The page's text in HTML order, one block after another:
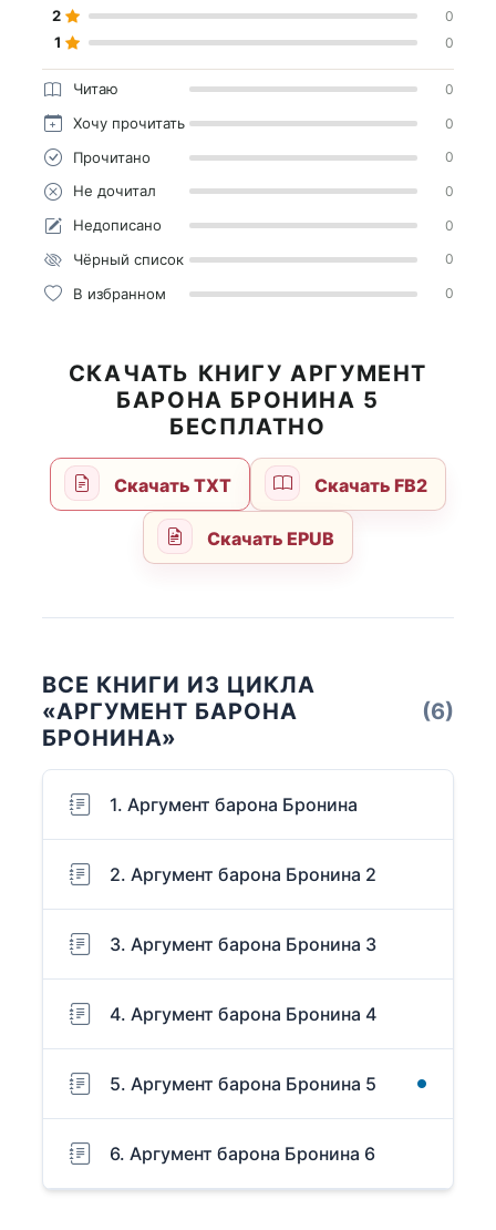
2 0
1 0
Читаю 0
Хочу прочитать 0
Прочитано 0
Не дочитал 0
Недописано 0
Чёрный список 0
В избранном 0
СКАЧАТЬ КНИГУ АРГУМЕНТ
БАРОНА БРОНИНА 5
БЕСПЛАТНО
Скачать TXT Скачать FB2
Скачать EPUB
ВСЕ КНИГИ ИЗ ЦИКЛА
«АРГУМЕНТ БАРОНА
БРОНИНА»
(6)
1. Аргумент барона Бронина
2. Аргумент барона Бронина 2
3. Аргумент барона Бронина 3
4. Аргумент барона Бронина 4
5. Аргумент барона Бронина 5
6. Аргумент барона Бронина 6